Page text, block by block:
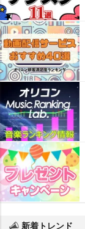
新着トレンド